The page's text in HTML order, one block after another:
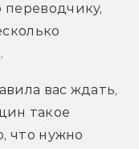
переводчику,
вас ждать,
такое
что нужно